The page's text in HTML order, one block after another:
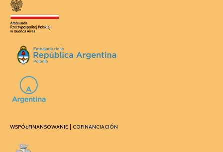
WSPÓŁFINANSOWANIE | COFINANCIACIÓN